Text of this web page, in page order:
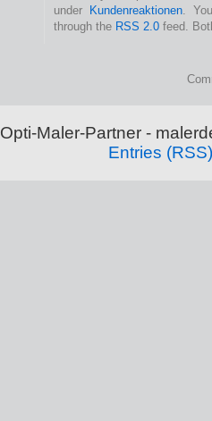
under
Kundenreaktionen.
through the RSS 2.0 feed.
Opti-Maler-Partner -
Entries (RSS)